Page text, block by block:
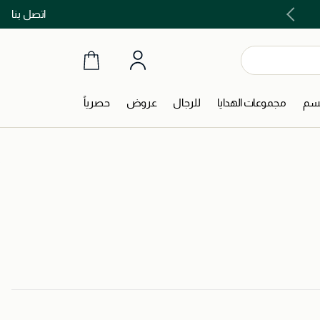
اتصل بنااشتري الآن و ادفع لاحقاً مع تابي و تمارا!
مجموعات الهدايا للرجال عروض حصرياً